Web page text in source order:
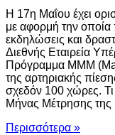
Η 17η Μαΐου έχει
με αφορμή την οποία
εκδηλώσεις και
Διεθνής Εταιρεία
Πρόγραμμα ΜΜΜ
της αρτηριακής
σχεδόν 100 χώρες.
Μήνας Μέτρησης
Περισσότερα »